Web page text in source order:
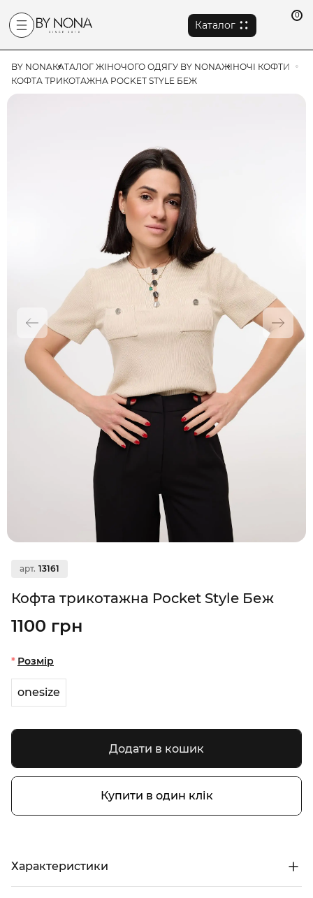
Каталог
0
BY NONAКАТАЛОГ ЖІНОЧОГО ОДЯГУ BY NONAЖІНОЧІ КОФТИ
КОФТА ТРИКОТАЖНА POCKET STYLE БЕЖ
арт. 13161
Кофта трикотажна Pocket Style Беж
1100 грн
Розмір
onesize
Додати в кошик
Купити в один клік
Характеристики